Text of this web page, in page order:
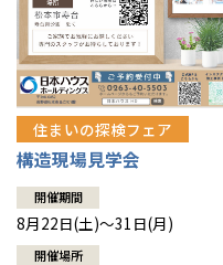
住まいの探検フェア
構造現場見学会
開催期間
8月22日(土)～31日(月)
開催場所